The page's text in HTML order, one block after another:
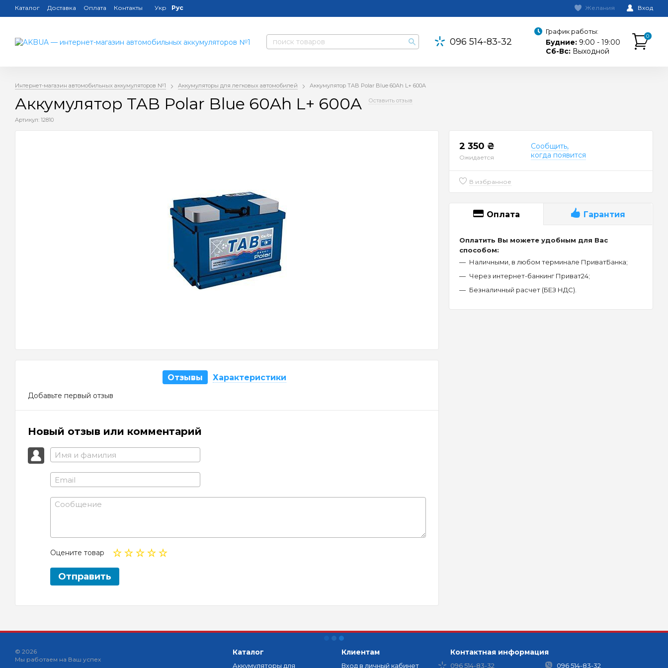
Каталог Доставка Оплата Контакты Укр Рус Желания Вход
096 514-83-32
График работы:
Будние:9:00 - 19:00
Сб-Вс: Выходной
0
Интернет-магазин автомобильных аккумуляторов №1 Аккумуляторы для легковых автомобилей Аккумулятор TAB Polar Blue 60Ah L+ 600A
Аккумулятор TAB Polar Blue 60Ah L+ 600A Оставить отзыв
Артикул: 12810
Отзывы Характеристики
Добавьте первый отзыв
Новый отзыв или комментарий
Оцените товар
Отправить
2 350 ₴
Ожидается
Сообщить,
когда появится
В избранное
Оплата Гарантия
Оплатить Вы можете удобным для Вас
способом:
Наличными, в любом терминале ПриватБанка;
Через интернет-банкинг Приват24;
Безналичный расчет (БЕЗ НДС).
© 2026
Мы работаем на Ваш успех
Каталог
Аккумуляторы для
Клиентам
Вход в личный кабинет
Контактная информация
096 514-83-32 096 514-83-32